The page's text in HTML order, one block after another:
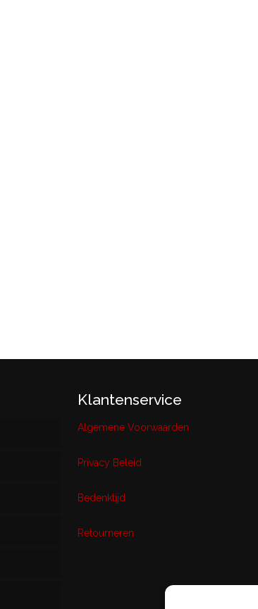
Klantenservice
Algemene Voorwaarden
Privacy Beleid
Bedenktijd
Retourneren